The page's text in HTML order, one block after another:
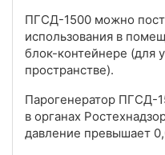
ПГСД-1500 можно
использования в
блок-контейнере (для
пространстве).
Парогенератор ПГСД-
в органах
давление превышает